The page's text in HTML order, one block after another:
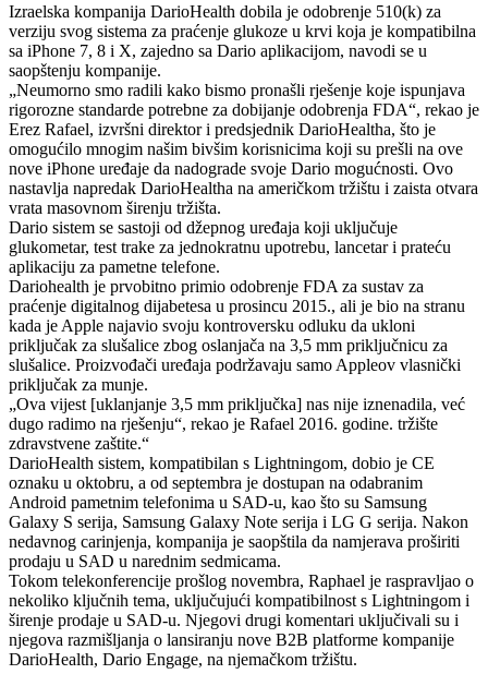
Izraelska kompanija DarioHealth dobila je odobrenje 510(k) za
verziju svog sistema za praćenje glukoze u krvi koja je kompatibilna
sa iPhone 7, 8 i X, zajedno sa Dario aplikacijom, navodi se u
saopštenju kompanije.
„Neumorno smo radili kako bismo pronašli rješenje koje ispunjava
rigorozne standarde potrebne za dobijanje odobrenja FDA“, rekao je
Erez Rafael, izvršni direktor i predsjednik DarioHealtha, što je
omogućilo mnogim našim bivšim korisnicima koji su prešli na ove
nove iPhone uređaje da nadograde svoje Dario mogućnosti. Ovo
nastavlja napredak DarioHealtha na američkom tržištu i zaista otvara
vrata masovnom širenju tržišta.
Dario sistem se sastoji od džepnog uređaja koji uključuje
glukometar, test trake za jednokratnu upotrebu, lancetar i prateću
aplikaciju za pametne telefone.
Dariohealth je prvobitno primio odobrenje FDA za sustav za
praćenje digitalnog dijabetesa u prosincu 2015., ali je bio na stranu
kada je Apple najavio svoju kontroversku odluku da ukloni
priključak za slušalice zbog oslanjača na 3,5 mm priključnicu za
slušalice. Proizvođači uređaja podržavaju samo Appleov vlasnički
priključak za munje.
„Ova vijest [uklanjanje 3,5 mm priključka] nas nije iznenadila, već
dugo radimo na rješenju“, rekao je Rafael 2016. godine. tržište
zdravstvene zaštite.“
DarioHealth sistem, kompatibilan s Lightningom, dobio je CE
oznaku u oktobru, a od septembra je dostupan na odabranim
Android pametnim telefonima u SAD-u, kao što su Samsung
Galaxy S serija, Samsung Galaxy Note serija i LG G serija. Nakon
nedavnog carinjenja, kompanija je saopštila da namjerava proširiti
prodaju u SAD u narednim sedmicama.
Tokom telekonferencije prošlog novembra, Raphael je raspravljao o
nekoliko ključnih tema, uključujući kompatibilnost s Lightningom i
širenje prodaje u SAD-u. Njegovi drugi komentari uključivali su i
njegova razmišljanja o lansiranju nove B2B platforme kompanije
DarioHealth, Dario Engage, na njemačkom tržištu.